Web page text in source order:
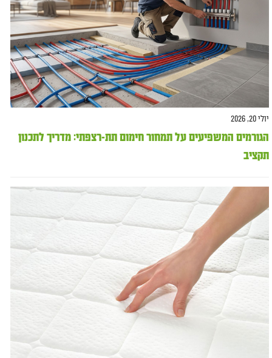
יולי 20, 2026
הגורמים המשפיעים על תמחור חימום תת-רצפתי: מדריך לתכנון
תקציב